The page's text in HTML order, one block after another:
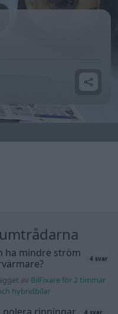
ha mindre ström
4 svar
av BilFixare för 2 timmar
hybridbilar
4 svar